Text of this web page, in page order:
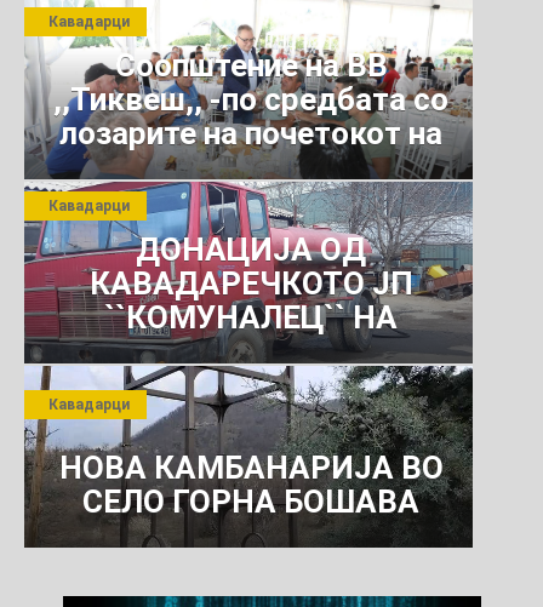
Соопштение на ВВ
,,Тиквеш,, -по средбата со
лозарите на почетокот на
јули 2026 г.
Кавадарци
ДОНАЦИЈА ОД
КАВАДАРЕЧКОТО ЈП
``КОМУНАЛЕЦ`` НА
РОСОМАНСКОТО ЈАВНО
ПРЕТПРИЈАТИЕ ЗА
КОМУНАЛНО УСЛУГИ
Кавадарци
НОВА КАМБАНАРИЈА ВО
СЕЛО ГОРНА БОШАВА
Кавадарци